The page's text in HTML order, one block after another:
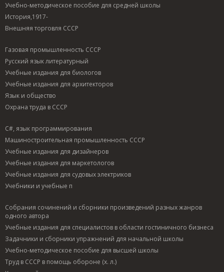
Учебно-методическое пособие для средней школы
История,1917-
Внешняя торговля СССР
Газовая промышленность СССР
Русский язык литературный
Учебные издания для биологов
Учебные издания для архитекторов
Язык и общество
Охрана труда в СССР
C#, язык программирования
Машиностроительная промышленность СССР
Учебные издания для дизайнеров
Учебные издания для маркетологов
Учебные издания для судовых электриков
Учебники и учебные п
Собрания сочинений и сборники произведений разных жанров
одного автора
Учебные издания для специалистов в области гостиничного бизнеса
Задачники и сборники упражнений для начальной школы
Учебно-методическое пособие для высшей школы
Труд в СССР в помощь обороне (х. л.)